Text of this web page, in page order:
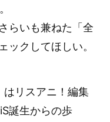
らいも兼ねた「全
ックしてほしい。
はリスアニ！編集
誕生からの歩